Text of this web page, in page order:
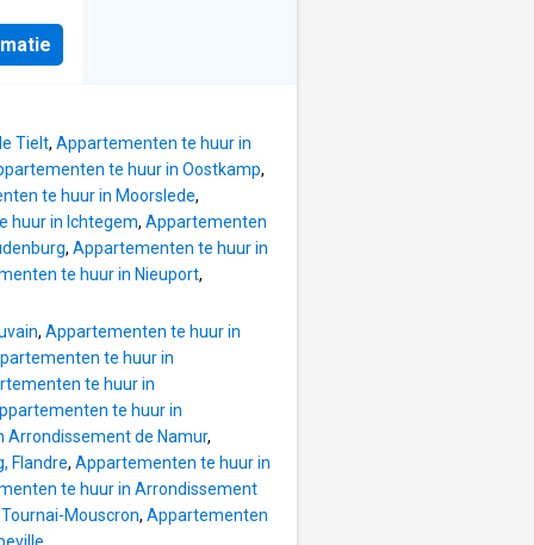
aan
Tielt, Appartementen te huur in
te huur in Oostkamp,
te huur in Moorslede,
huur in Ichtegem, Appartementen
, Appartementen te huur in
te huur in Nieuport,
, Appartementen te huur in
te huur in
te huur in
te huur in
de Namur,
Flandre, Appartementen te huur in
te huur in Arrondissement
Mouscron, Appartementen